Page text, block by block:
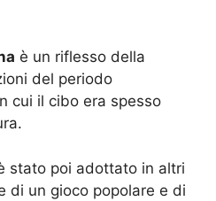
è un riflesso della
del periodo
cui il cibo era spesso
stato poi adottato in altri
di un gioco popolare e di